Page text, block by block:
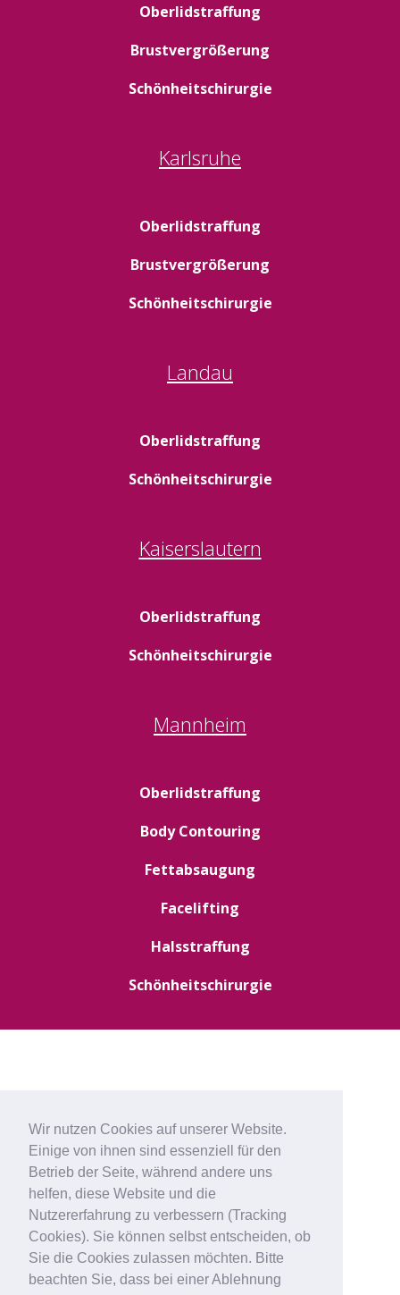
Wir nutzen Cookies auf unserer Website.
Einige von ihnen sind essenziell für den
Betrieb der Seite, während andere uns
helfen, diese Website und die
Nutzererfahrung zu verbessern (Tracking
Cookies). Sie können selbst entscheiden, ob
Sie die Cookies zulassen möchten. Bitte
beachten Sie, dass bei einer Ablehnung
Oberlidstraffung
Brustvergrößerung
Schönheitschirurgie
Karlsruhe
Oberlidstraffung
Brustvergrößerung
Schönheitschirurgie
Landau
Oberlidstraffung
Schönheitschirurgie
Kaiserslautern
Oberlidstraffung
Schönheitschirurgie
Mannheim
Oberlidstraffung
Body Contouring
Fettabsaugung
Facelifting
Halsstraffung
Schönheitschirurgie